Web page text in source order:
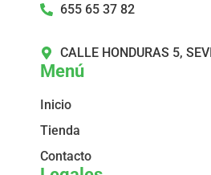
Menú
Inicio
Tienda
Contacto
655 65 37 82
CALLE HONDURAS 5,